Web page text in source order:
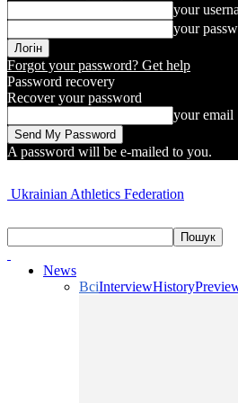
your
your
Forgot your password? Get help
Password recovery
Recover your password
your email
A password will be e-mailed to you.
Ukrainian Athletics Federation
News
ВсіInterviewHistory